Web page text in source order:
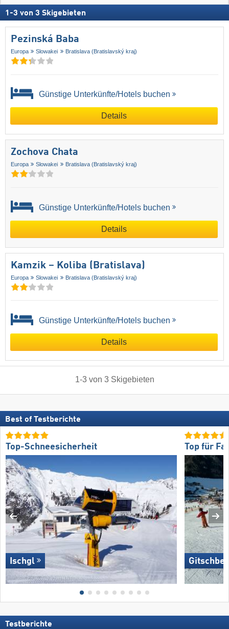
1 -3 von 3 Skigebieten
Pezinská Baba
Europa Slowakei Bratislava (Bratislavský kraj)
Günstige Unterkünfte/Hotels buchen
Details
Zochova Chata
Europa Slowakei Bratislava (Bratislavský kraj)
Günstige Unterkünfte/Hotels buchen
Details
Kamzik – Koliba (Bratislava)
Europa Slowakei Bratislava (Bratislavský kraj)
Günstige Unterkünfte/Hotels buchen
Details
1-3von 3 Skigebieten
Best of Testberichte
Top-Schneesicherheit
Ischgl
Top für
Testberichte